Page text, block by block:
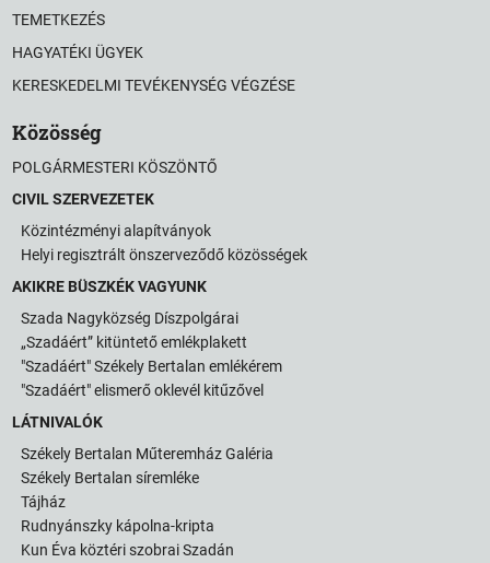
TEMETKEZÉS
HAGYATÉKI ÜGYEK
KERESKEDELMI TEVÉKENYSÉG VÉGZÉSE
Közösség
POLGÁRMESTERI KÖSZÖNTŐ
CIVIL SZERVEZETEK
Közintézményi alapítványok
Helyi regisztrált önszerveződő közösségek
AKIKRE BÜSZKÉK VAGYUNK
Szada Nagyközség Díszpolgárai
„Szadáért” kitüntető emlékplakett
"Szadáért" Székely Bertalan emlékérem
"Szadáért" elismerő oklevél kitűzővel
LÁTNIVALÓK
Székely Bertalan Műteremház Galéria
Székely Bertalan síremléke
Tájház
Rudnyánszky kápolna-kripta
Kun Éva köztéri szobrai Szadán